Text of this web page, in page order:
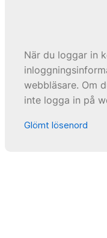
När du loggar in
webbläsare. Om
inte logga in på
Glömt lösenord